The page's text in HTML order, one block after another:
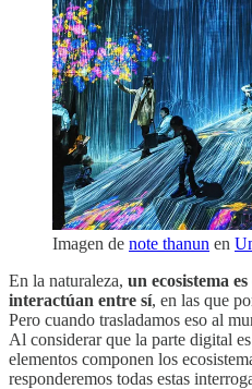
Imagen de note thanun en
En la naturaleza, un ecosistema
interactúan entre sí, en las que
Pero cuando trasladamos eso al
Al considerar que la parte digital
elementos componen los
responderemos todas estas